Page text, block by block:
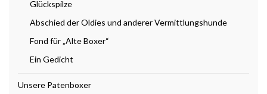
Glückspilze
Abschied der Oldies und anderer Vermittlungshunde
Fond für „Alte Boxer“
Ein Gedicht
Unsere Patenboxer